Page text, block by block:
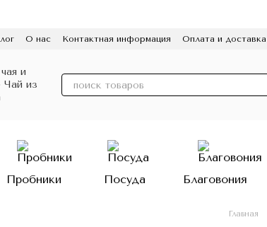
О нас Контактная информация Оплата и доставка
Пробники Посуда Благовония
Главная